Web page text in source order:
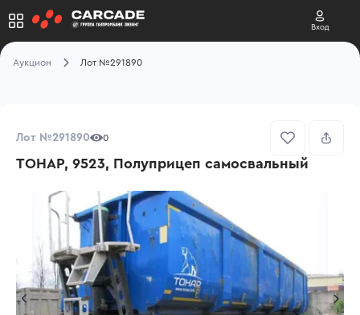
Вход
Аукцион Лот №291890
Лот №291890 0
ТОНАР, 9523, Полуприцеп самосвальный